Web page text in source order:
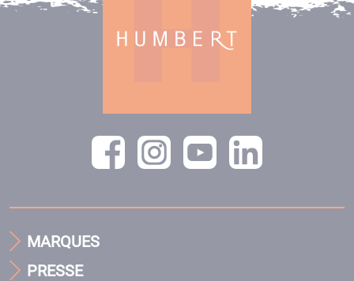
MARQUES
PRESSE